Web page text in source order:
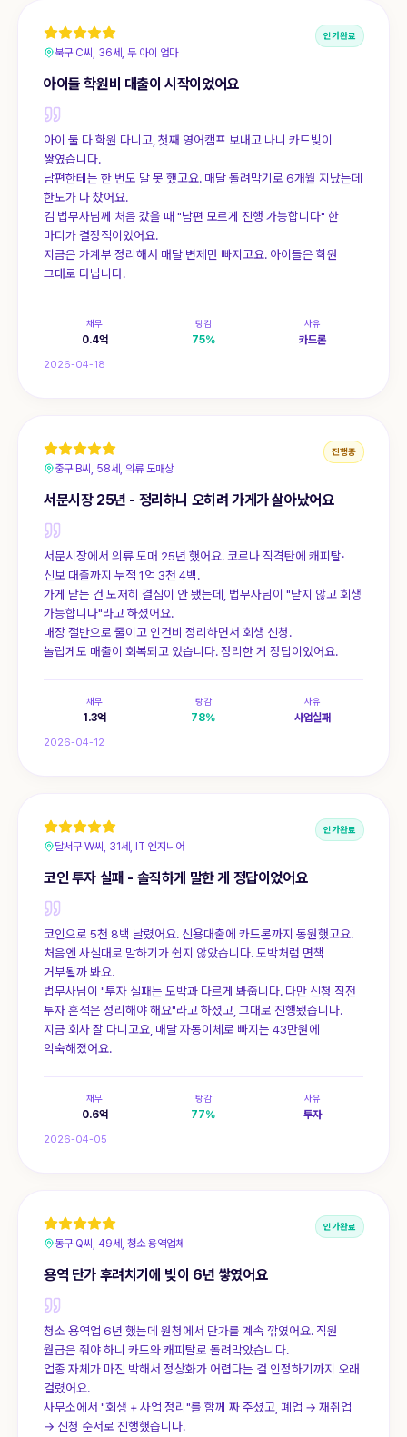
북구 C씨, 36세, 두 아이 엄마
인가완료
아이들 학원비 대출이 시작이었어요
아이 둘 다 학원 다니고, 첫째 영어캠프 보내고 나니 카드빚이
쌓였습니다.
남편한테는 한 번도 말 못 했고요. 매달 돌려막기로 6개월 지났는데
한도가 다 찼어요.
김 법무사님께 처음 갔을 때 "남편 모르게 진행 가능합니다" 한
마디가 결정적이었어요.
지금은 가계부 정리해서 매달 변제만 빠지고요. 아이들은 학원
그대로 다닙니다.
채무
0.4억
탕감
75%
사유
카드론
2026-04-18
중구 B씨, 58세, 의류 도매상
진행중
서문시장 25년 - 정리하니 오히려 가게가 살아났어요
서문시장에서 의류 도매 25년 했어요. 코로나 직격탄에 캐피탈·
신보 대출까지 누적 1억 3천 4백.
가게 닫는 건 도저히 결심이 안 됐는데, 법무사님이 "닫지 않고 회생
가능합니다"라고 하셨어요.
매장 절반으로 줄이고 인건비 정리하면서 회생 신청.
놀랍게도 매출이 회복되고 있습니다. 정리한 게 정답이었어요.
채무
1.3억
탕감
78%
사유
사업실패
2026-04-12
달서구 W씨, 31세, IT 엔지니어
인가완료
코인 투자 실패 - 솔직하게 말한 게 정답이었어요
코인으로 5천 8백 날렸어요. 신용대출에 카드론까지 동원했고요.
처음엔 사실대로 말하기가 쉽지 않았습니다. 도박처럼 면책
거부될까 봐요.
법무사님이 "투자 실패는 도박과 다르게 봐줍니다. 다만 신청 직전
투자 흔적은 정리해야 해요"라고 하셨고, 그대로 진행됐습니다.
지금 회사 잘 다니고요, 매달 자동이체로 빠지는 43만원에
익숙해졌어요.
채무
0.6억
탕감
77%
사유
투자
2026-04-05
동구 Q씨, 49세, 청소 용역업체
인가완료
용역 단가 후려치기에 빚이 6년 쌓였어요
청소 용역업 6년 했는데 원청에서 단가를 계속 깎였어요. 직원
월급은 줘야 하니 카드와 캐피탈로 돌려막았습니다.
업종 자체가 마진 박해서 정상화가 어렵다는 걸 인정하기까지 오래
걸렸어요.
사무소에서 "회생 + 사업 정리"를 함께 짜 주셨고, 폐업 → 재취업
→ 신청 순서로 진행했습니다.